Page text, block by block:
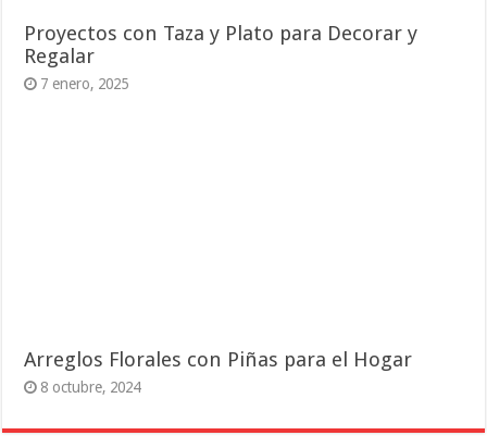
Proyectos con Taza y Plato para Decorar y
Regalar
7 enero, 2025
Arreglos Florales con Piñas para el Hogar
8 octubre, 2024